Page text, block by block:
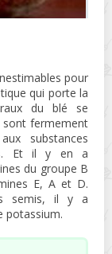
pour
qui porte la
du blé se
sont fermement
substances
Et il y en a
du groupe B
E, A et D.
semis, il y a
potassium.